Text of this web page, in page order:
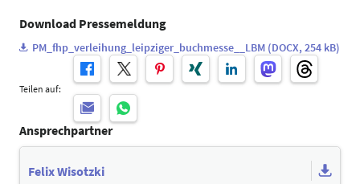
Download Pressemeldung
PM_fhp_verleihung_leipziger_buchmesse__LBM (DOCX, 254 kB)
Teilen auf:
Ansprechpartner
Felix Wisotzki